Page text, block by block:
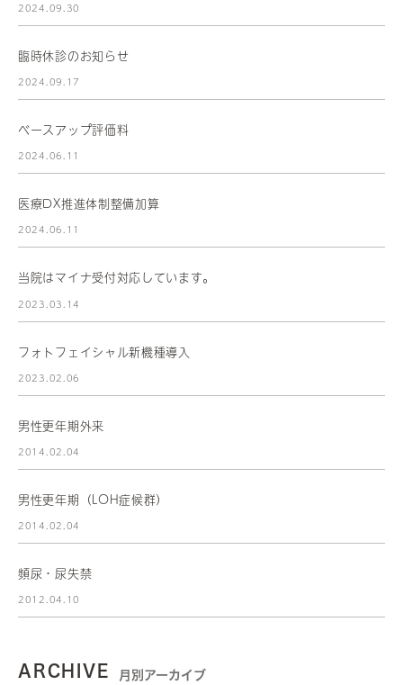
2024.09.30
臨時休診のお知らせ
2024.09.17
ベースアップ評価料
2024.06.11
医療DX推進体制整備加算
2024.06.11
当院はマイナ受付対応しています。
2023.03.14
フォトフェイシャル新機種導入
2023.02.06
男性更年期外来
2014.02.04
男性更年期（LOH症候群）
2014.02.04
頻尿・尿失禁
2012.04.10
ARCHIVE 月別アーカイブ